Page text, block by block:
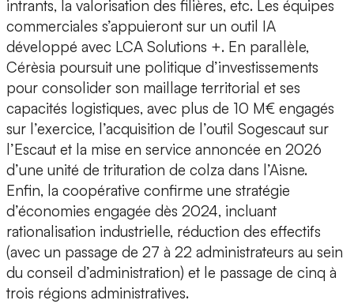
intrants, la valorisation des filières, etc. Les équipes
commerciales s’appuieront sur un outil IA
développé avec LCA Solutions +. En parallèle,
Cérèsia poursuit une politique d’investissements
pour consolider son maillage territorial et ses
capacités logistiques, avec plus de 10 M€ engagés
sur l’exercice, l’acquisition de l’outil Sogescaut sur
l’Escaut et la mise en service annoncée en 2026
d’une unité de trituration de colza dans l’Aisne.
Enfin, la coopérative confirme une stratégie
d’économies engagée dès 2024, incluant
rationalisation industrielle, réduction des effectifs
(avec un passage de 27 à 22 administrateurs au sein
du conseil d’administration) et le passage de cinq à
trois régions administratives.